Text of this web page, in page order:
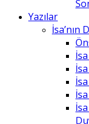
Yazılar
İsa’nın